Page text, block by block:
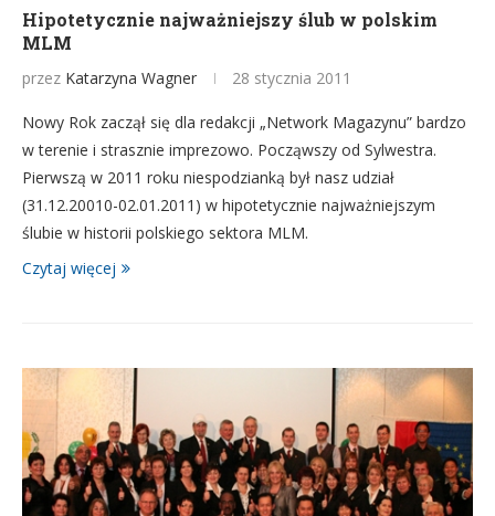
Hipotetycznie najważniejszy ślub w polskim
MLM
przez Katarzyna Wagner 28 stycznia 2011
Nowy Rok zaczął się dla redakcji „Network Magazynu” bardzo
w terenie i strasznie imprezowo. Począwszy od Sylwestra.
Pierwszą w 2011 roku niespodzianką był nasz udział
(31.12.20010-02.01.2011) w hipotetycznie najważniejszym
ślubie w historii polskiego sektora MLM.
Czytaj więcej